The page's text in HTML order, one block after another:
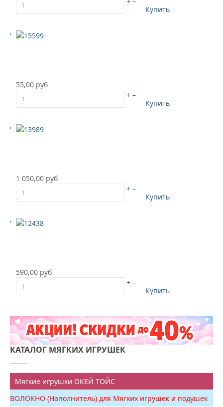
Купить
55,00 руб
+ –
Купить
1 050,00 руб
+ –
Купить
590,00 руб
+ –
Купить
КАТАЛОГ МЯГКИХ ИГРУШЕК
Мягкие игрушки ОКЕЙ ТОЙС
ВОЛОКНО (Наполнитель) для Мягких игрушек и подушек